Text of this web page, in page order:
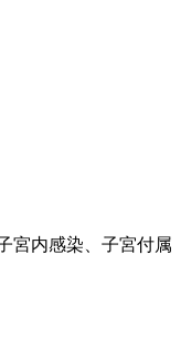
宮内感染、子宮付属